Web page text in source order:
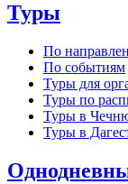
Туры
По
По событиям
Туры для
Туры по
Туры в
Туры в